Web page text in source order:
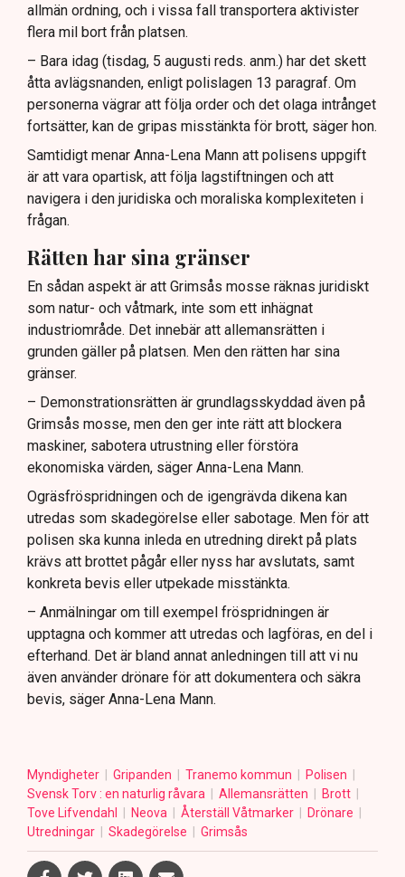
allmän ordning, och i vissa fall transportera aktivister
flera mil bort från platsen.
– Bara idag (tisdag, 5 augusti reds. anm.) har det skett
åtta avlägsnanden, enligt polislagen 13 paragraf. Om
personerna vägrar att följa order och det olaga intrånget
fortsätter, kan de gripas misstänkta för brott, säger hon.
Samtidigt menar Anna-Lena Mann att polisens uppgift
är att vara opartisk, att följa lagstiftningen och att
navigera i den juridiska och moraliska komplexiteten i
frågan.
Rätten har sina gränser
En sådan aspekt är att Grimsås mosse räknas juridiskt
som natur- och våtmark, inte som ett inhägnat
industriområde. Det innebär att allemansrätten i
grunden gäller på platsen. Men den rätten har sina
gränser.
– Demonstrationsrätten är grundlagsskyddad även på
Grimsås mosse, men den ger inte rätt att blockera
maskiner, sabotera utrustning eller förstöra
ekonomiska värden, säger Anna-Lena Mann.
Ogräsfröspridningen och de igengrävda dikena kan
utredas som skadegörelse eller sabotage. Men för att
polisen ska kunna inleda en utredning direkt på plats
krävs att brottet pågår eller nyss har avslutats, samt
konkreta bevis eller utpekade misstänkta.
– Anmälningar om till exempel fröspridningen är
upptagna och kommer att utredas och lagföras, en del i
efterhand. Det är bland annat anledningen till att vi nu
även använder drönare för att dokumentera och säkra
bevis, säger Anna-Lena Mann.
Myndigheter Gripanden Tranemo kommun
Polisen
Svensk Torv : en naturlig råvara
Allemansrätten
Brott
Tove Lifvendahl
Neova Återställ Våtmarker
Drönare
Utredningar
Skadegörelse Grimsås